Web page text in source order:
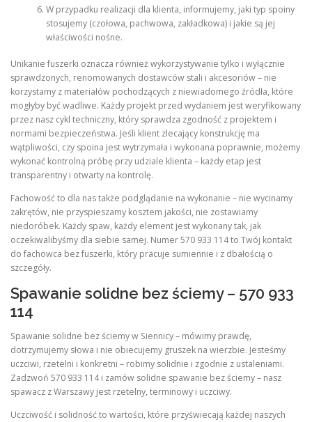
W przypadku realizacji dla klienta, informujemy, jaki typ spoiny
stosujemy (czołowa, pachwowa, zakładkowa) i jakie są jej
właściwości nośne.
Unikanie fuszerki oznacza również wykorzystywanie tylko i wyłącznie
sprawdzonych, renomowanych dostawców stali i akcesoriów – nie
korzystamy z materiałów pochodzących z niewiadomego źródła, które
mogłyby być wadliwe. Każdy projekt przed wydaniem jest weryfikowany
przez nasz cykl techniczny, który sprawdza zgodność z projektem i
normami bezpieczeństwa. Jeśli klient zlecający konstrukcję ma
wątpliwości, czy spoina jest wytrzymała i wykonana poprawnie, możemy
wykonać kontrolną próbę przy udziale klienta – każdy etap jest
transparentny i otwarty na kontrolę.
Fachowość to dla nas także podglądanie na wykonanie – nie wycinamy
zakrętów, nie przyspieszamy kosztem jakości, nie zostawiamy
niedoróbek. Każdy spaw, każdy element jest wykonany tak, jak
oczekiwalibyśmy dla siebie samej. Numer 570 933 114 to Twój kontakt
do fachowca bez fuszerki, który pracuje sumiennie i z dbałością o
szczegóły.
Spawanie solidne bez ściemy – 570 933
114
Spawanie solidne bez ściemy w Siennicy – mówimy prawdę,
dotrzymujemy słowa i nie obiecujemy gruszek na wierzbie. Jesteśmy
uczciwi, rzetelni i konkretni – robimy solidnie i zgodnie z ustaleniami.
Zadzwoń 570 933 114 i zamów solidne spawanie bez ściemy – nasz
spawacz z Warszawy jest rzetelny, terminowy i uczciwy.
Uczciwość i solidność to wartości, które przyświecają każdej naszych